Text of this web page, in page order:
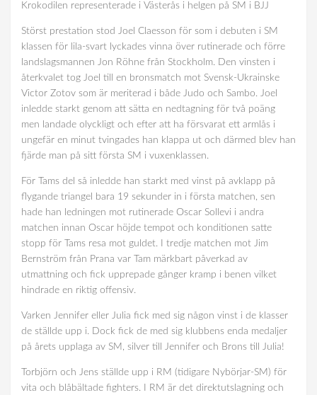
Krokodilen representerade i Västerås i helgen på SM i BJJ
Störst prestation stod Joel Claesson för som i debuten i SM
klassen för lila-svart lyckades vinna över rutinerade och förre
landslagsmannen Jon Röhne från Stockholm. Den vinsten i
återkvalet tog Joel till en bronsmatch mot Svensk-Ukrainske
Victor Zotov som är meriterad i både Judo och Sambo. Joel
inledde starkt genom att sätta en nedtagning för två poäng
men landade olyckligt och efter att ha försvarat ett armlås i
ungefär en minut tvingades han klappa ut och därmed blev han
fjärde man på sitt första SM i vuxenklassen.
För Tams del så inledde han starkt med vinst på avklapp på
flygande triangel bara 19 sekunder in i första matchen, sen
hade han ledningen mot rutinerade Oscar Sollevi i andra
matchen innan Oscar höjde tempot och konditionen satte
stopp för Tams resa mot guldet. I tredje matchen mot Jim
Bernström från Prana var Tam märkbart påverkad av
utmattning och fick upprepade gånger kramp i benen vilket
hindrade en riktig offensiv.
Varken Jennifer eller Julia fick med sig någon vinst i de klasser
de ställde upp i. Dock fick de med sig klubbens enda medaljer
på årets upplaga av SM, silver till Jennifer och Brons till Julia!
Torbjörn och Jens ställde upp i RM (tidigare Nybörjar-SM) för
vita och blåbältade fighters. I RM är det direktutslagning och